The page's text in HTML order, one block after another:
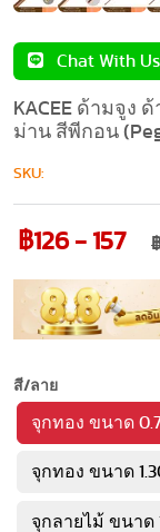
Chat With Us
KACEE ด้ามจูง
ม่าน สีพีกอน
SKU:
฿126 - 157
สี/ลาย
จุกทอง ขนาด
จุกทอง ขนาด
จุกลายไม้ ขนาด